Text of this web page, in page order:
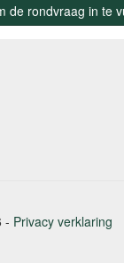
de rondvraag in te
- Privacy verklaring